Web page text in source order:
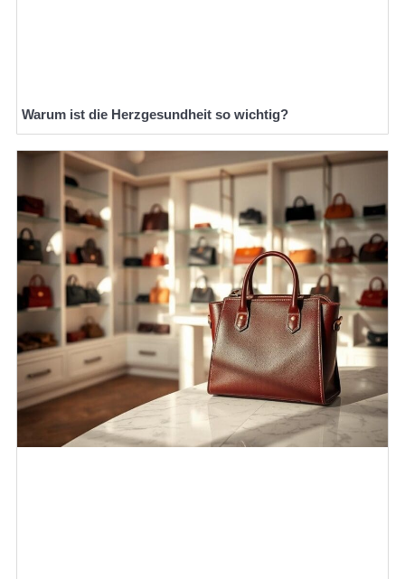
Warum ist die Herzgesundheit so wichtig?